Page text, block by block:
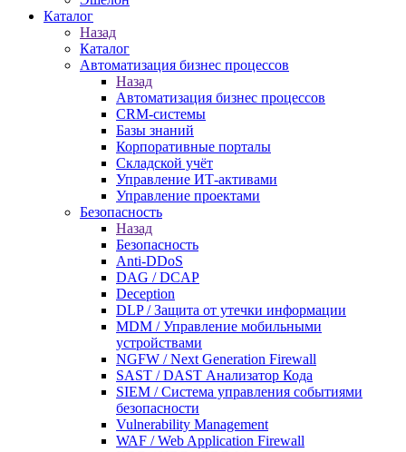
Каталог
Назад
Каталог
Автоматизация бизнес процессов
Назад
Автоматизация бизнес процессов
CRM-системы
Базы знаний
Корпоративные порталы
Складской учёт
Управление ИТ-активами
Управление проектами
Безопасность
Назад
Безопасность
Anti-DDoS
DAG / DCAP
Deception
DLP / Защита от утечки информации
MDM / Управление мобильными
устройствами
NGFW / Next Generation Firewall
SAST / DAST Анализатор Кода
SIEM / Система управления событиями
безопасности
Vulnerability Management
WAF / Web Application Firewall